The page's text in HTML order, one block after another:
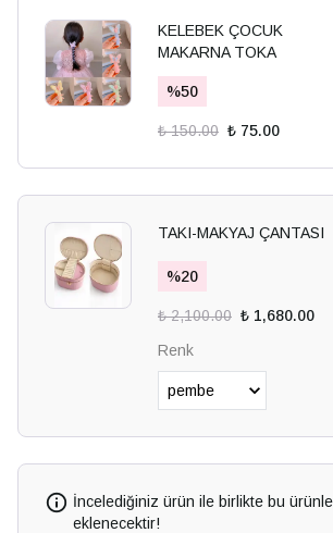
KELEBEK ÇOCUK
MAKARNA TOKA
%50
₺ 150.00 ₺ 75.00
TAKI-MAKYAJ ÇANTASI
%20
₺ 2,100.00 ₺ 1,680.00
Renk
İncelediğiniz ürün ile birlikte bu
eklenecektir!